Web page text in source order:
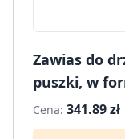
Zawias do
puszki, w
Cena: 341.89 zł